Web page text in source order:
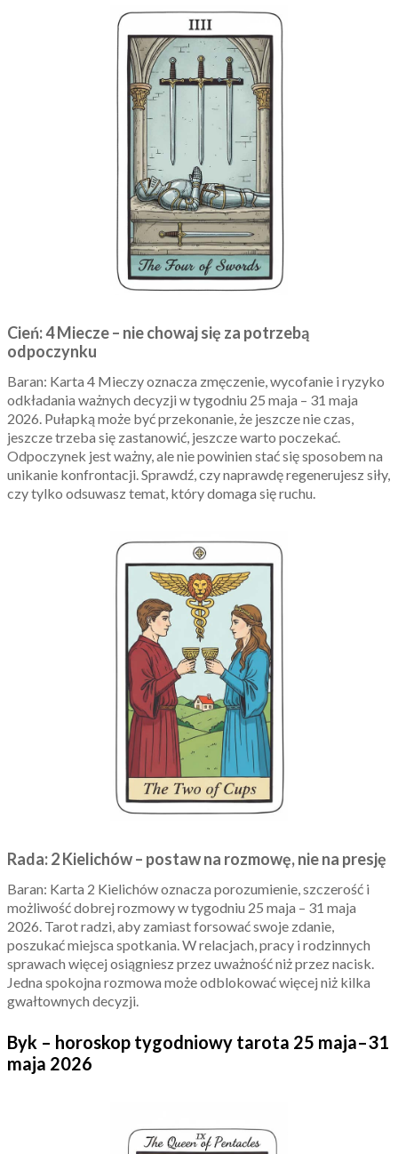
Cień: 4 Miecze – nie chowaj się za potrzebą
odpoczynku
Baran: Karta 4 Mieczy oznacza zmęczenie, wycofanie i ryzyko
odkładania ważnych decyzji w tygodniu 25 maja – 31 maja
2026. Pułapką może być przekonanie, że jeszcze nie czas,
jeszcze trzeba się zastanowić, jeszcze warto poczekać.
Odpoczynek jest ważny, ale nie powinien stać się sposobem na
unikanie konfrontacji. Sprawdź, czy naprawdę regenerujesz siły,
czy tylko odsuwasz temat, który domaga się ruchu.
Rada: 2 Kielichów – postaw na rozmowę, nie na presję
Baran: Karta 2 Kielichów oznacza porozumienie, szczerość i
możliwość dobrej rozmowy w tygodniu 25 maja – 31 maja
2026. Tarot radzi, aby zamiast forsować swoje zdanie,
poszukać miejsca spotkania. W relacjach, pracy i rodzinnych
sprawach więcej osiągniesz przez uważność niż przez nacisk.
Jedna spokojna rozmowa może odblokować więcej niż kilka
gwałtownych decyzji.
Byk – horoskop tygodniowy tarota 25 maja–31
maja 2026